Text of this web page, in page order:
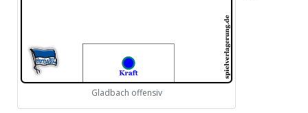
Gladbach offensiv